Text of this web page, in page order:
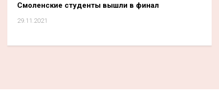
Смоленские студенты вышли в финал
29.11.2021